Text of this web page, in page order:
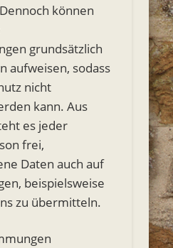
können
grundsätzlich
aufweisen, sodass
nicht
kann. Aus
es jeder
frei,
Daten auch auf
beispielsweise
zu übermitteln.